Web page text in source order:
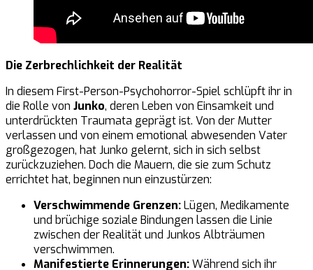
Die Zerbrechlichkeit der Realität
In diesem First-Person-Psychohorror-Spiel schlüpft ihr in
die Rolle von Junko, deren Leben von Einsamkeit und
unterdrückten Traumata geprägt ist. Von der Mutter
verlassen und von einem emotional abwesenden Vater
großgezogen, hat Junko gelernt, sich in sich selbst
zurückzuziehen. Doch die Mauern, die sie zum Schutz
errichtet hat, beginnen nun einzustürzen:
Verschwimmende Grenzen:Lügen, Medikamente
und brüchige soziale Bindungen lassen die Linie
zwischen der Realität und Junkos Albträumen
verschwimmen.
Manifestierte Erinnerungen:Während sich ihr